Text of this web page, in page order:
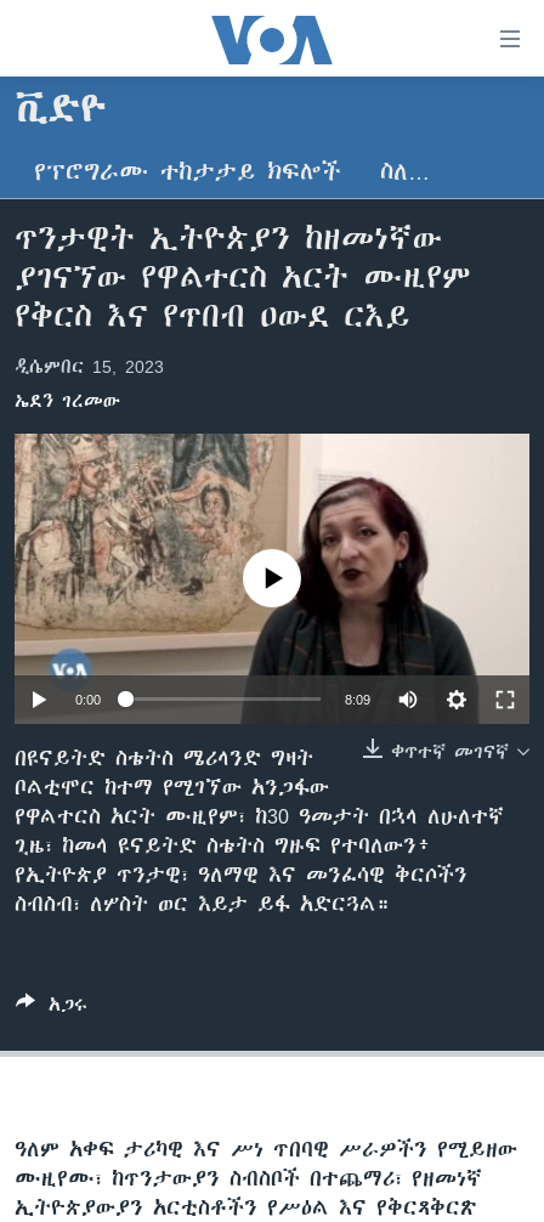
ማገናኛዎች
ዋናው
ይዘት
ወደ
ዋናው
ይዘት
እለፍ
ወደ
ዋናው
እለፍ
ዜና
ኢትዮጵያ
አሜሪካ
ኑሮ በጤንነት
ከምሽቱ ሦስት ሰዓት የአማርኛ ዜና
ቪዲዮ
ክምችት
Learning English
ይከተሉን
ቋንቋዎች
ቪድዮ
የፕሮግራሙ ተከታታይ ክፍሎች ስለ…
ጥንታዊት ኢትዮጵያን ከዘመነኛው
ያገናኘው የዋልተርስ አርት ሙዚየም
የቅርስ እና የጥበብ ዐውደ ርእይ
ዲሴምበር 15, 2023
ኤደን ገረመው
No media source currently available
0:00 8:09
ቀጥተኛ መገናኛ
በዩናይትድ ስቴትስ ሜሪላንድ ግዛት
ቦልቲሞር ከተማ የሚገኘው አንጋፋው
የዋልተርስ አርት ሙዚየም፣ ከ30 ዓመታት በኋላ ለሁለተኛ
ጊዜ፣ ከመላ ዩናይትድ ስቴትስ ግዙፍ የተባለውን፥
የኢትዮጵያ ጥንታዊ፣ ዓለማዊ እና መንፈሳዊ ቅርሶችን
ስብስብ፣ ለሦስት ወር እይታ ይፋ አድርጓል።
አጋሩ
ዓለም አቀፍ ታሪካዊ እና ሥነ ጥበባዊ ሥራዎችን የሚይዘው
ሙዚየሙ፣ ከጥንታውያን ስብስቦች በተጨማሪ፣ የዘመነኛ
ኢትዮጵያውያን አርቲስቶችን የሥዕል እና የቅርጻቅርጽ